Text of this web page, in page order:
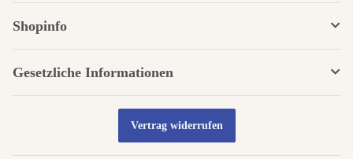
Shopinfo
Gesetzliche Informationen
Vertrag widerrufen